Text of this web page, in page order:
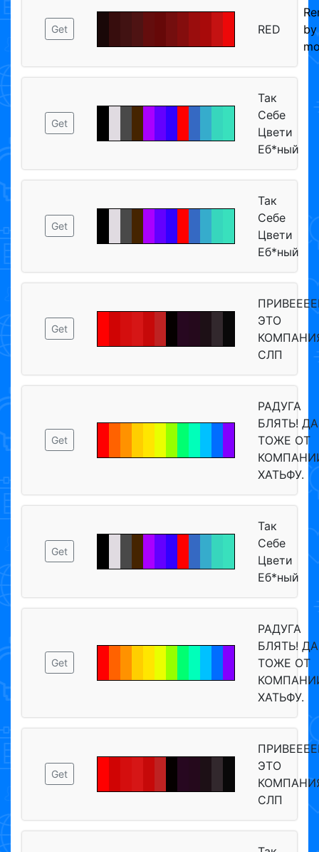
Get RED
by
Get
Так
Себе
Цвети
Еб*ный
Get
Так
Себе
Цвети
Еб*ный
Get
ЭТО
СЛП
Get
РАДУГА
БЛЯТЬ!
ТОЖЕ ОТ
ХАТЬФУ.
Get
Так
Себе
Цвети
Еб*ный
Get
РАДУГА
БЛЯТЬ!
ТОЖЕ ОТ
ХАТЬФУ.
Get
ЭТО
СЛП